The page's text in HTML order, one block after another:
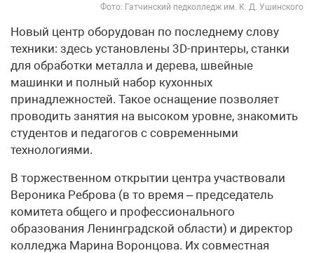
Фото: Гатчинский педколледж им. К. Д. Ушинского
Новый центр оборудован по последнему слову
техники: здесь установлены 3D-принтеры, станки
для обработки металла и дерева, швейные
машинки и полный набор кухонных
принадлежностей. Такое оснащение позволяет
проводить занятия на высоком уровне, знакомить
студентов и педагогов с современными
технологиями.
В торжественном открытии центра участвовали
Вероника Реброва (в то время – председатель
комитета общего и профессионального
образования Ленинградской области) и директор
колледжа Марина Воронцова. Их совместная